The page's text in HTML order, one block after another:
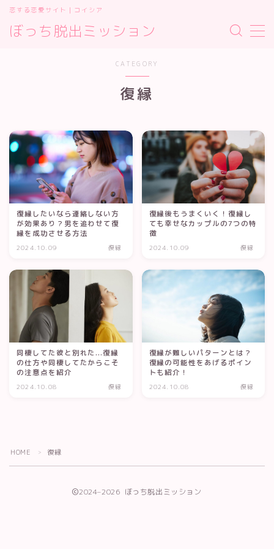
ぼっち脱出ミッション
恋する恋愛サイト｜コイシア
利用規約／特定商取引法に基づく表記
有料記事の決済完了ページ
運営者情報
運営者情報
CATEGORY
復縁
復縁したいなら連絡しない方
が効果あり？男を追わせて復
縁を成功させる方法
2024.10.09 復縁
復縁後もうまくいく！復縁し
ても幸せなカップルの7つの特
徴
2024.10.09 復縁
同棲してた彼と別れた...復縁
の仕方や同棲してたからこそ
の注意点を紹介
2024.10.08 復縁
復縁が難しいパターンとは？
復縁の可能性をあげるポイン
トも紹介！
2024.10.08 復縁
HOME ＞ 復縁
2024–2026 ぼっち脱出ミッション